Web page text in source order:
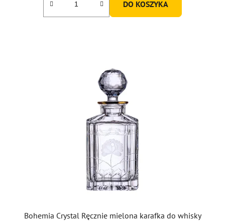
DO KOSZYKA
Bohemia Crystal Ręcznie mielona karafka do whisky